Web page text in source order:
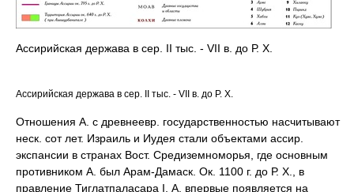
Ассирийская держава в сер. II тыс. - VII в. до Р. Х.
Ассирийская держава в сер. II тыс. - VII в. до Р. Х.
Отношения А. с древнеевр. государственностью насчитывают
неск. сот лет. Израиль и Иудея стали объектами ассир.
экспансии в странах Вост. Средиземноморья, где основным
противником А. был Арам-Дамаск. Ок. 1100 г. до Р. Х., в
правление Тиглатпаласара I, А. впервые появляется на